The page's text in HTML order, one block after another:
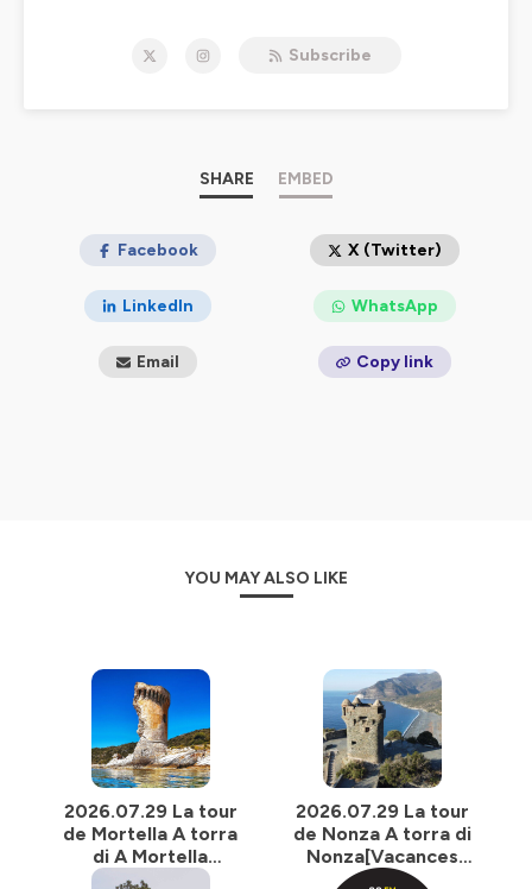
disserte – en français ou en corse – sur l’environnement,
situation de handicap ou en perte d’autonomie, les
enfants et toutes celles et ceux que la vie a fragilisés.
confidentialite
pour plus d'informations.
Subscribe
SHARE EMBED
Facebook X (Twitter)
LinkedIn WhatsApp
Email Copy link
YOU MAY ALSO LIKE
2026.07.29 La tour
de Mortella A torra
di A Mortella
[Vacances
2026.07.29 La tour
de Nonza A torra di
Nonza[Vacances
apprenantes 2026]